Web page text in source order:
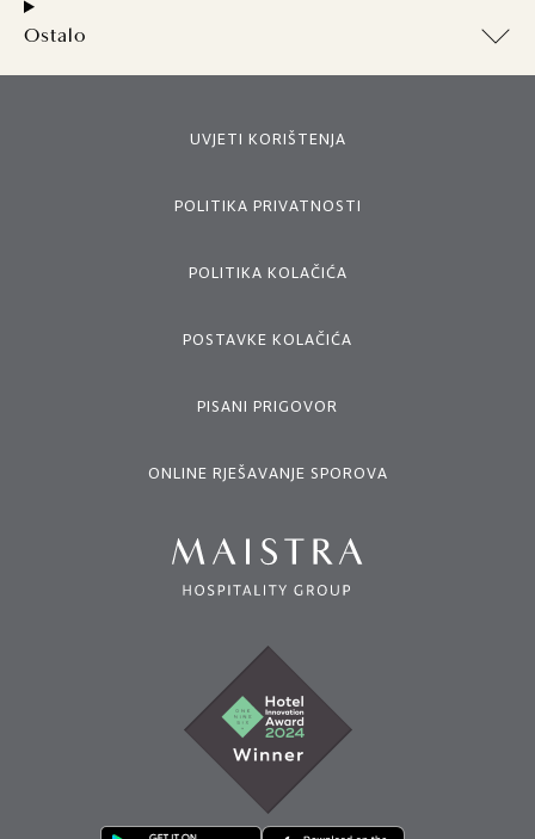
Ostalo
UVJETI KORIŠTENJA
POLITIKA PRIVATNOSTI
POLITIKA KOLAČIĆA
POSTAVKE KOLAČIĆA
PISANI PRIGOVOR
ONLINE RJEŠAVANJE SPOROVA